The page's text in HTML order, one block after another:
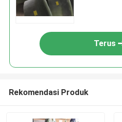
Terus
Rekomendasi Produk